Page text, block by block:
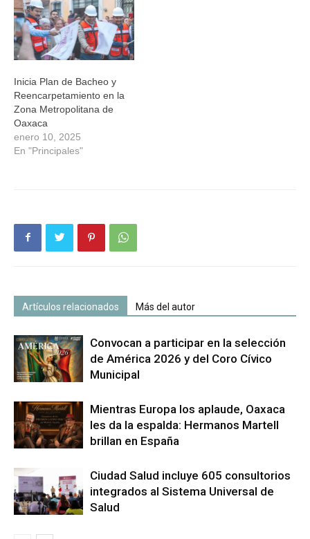
Inicia Plan de Bacheo y
Reencarpetamiento en la
Zona Metropolitana de
Oaxaca
enero 10, 2025
En "Principales"
Artículos relacionados Más del autor
Convocan a participar en la selección
de América 2026 y del Coro Cívico
Municipal
Mientras Europa los aplaude, Oaxaca
les da la espalda: Hermanos Martell
brillan en España
Ciudad Salud incluye 605 consultorios
integrados al Sistema Universal de
Salud